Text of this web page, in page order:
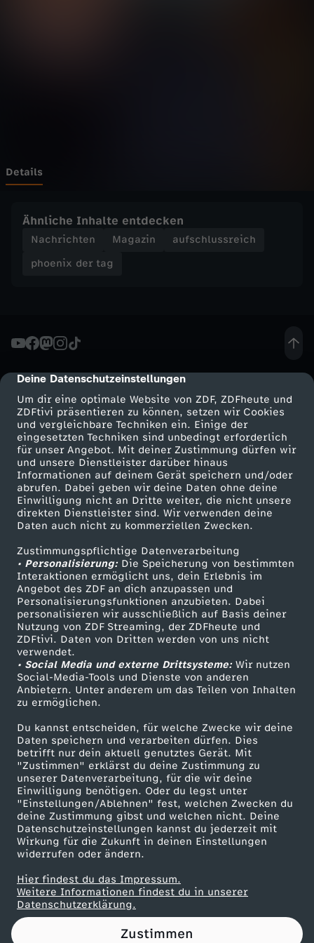
cmp-dialog-description
Deine Datenschutzeinstellungen
Um dir eine optimale Website von ZDF, ZDFheute und
ZDFtivi präsentieren zu können, setzen wir Cookies
und vergleichbare Techniken ein. Einige der
eingesetzten Techniken sind unbedingt erforderlich
für unser Angebot. Mit deiner Zustimmung dürfen wir
und unsere Dienstleister darüber hinaus
Informationen auf deinem Gerät speichern und/oder
abrufen. Dabei geben wir deine Daten ohne deine
Einwilligung nicht an Dritte weiter, die nicht unsere
direkten Dienstleister sind. Wir verwenden deine
Daten auch nicht zu kommerziellen Zwecken.
Zustimmungspflichtige Datenverarbeitung
• Personalisierung:Die Speicherung von bestimmten
Interaktionen ermöglicht uns, dein Erlebnis im
Angebot des ZDF an dich anzupassen und
Personalisierungsfunktionen anzubieten. Dabei
personalisieren wir ausschließlich auf Basis deiner
Nutzung von ZDF Streaming, der ZDFheute und
ZDFtivi. Daten von Dritten werden von uns nicht
verwendet.
• Social Media und externe Drittsysteme:Wir nutzen
Social-Media-Tools und Dienste von anderen
Anbietern. Unter anderem um das Teilen von Inhalten
zu ermöglichen.
Du kannst entscheiden, für welche Zwecke wir deine
Daten speichern und verarbeiten dürfen. Dies
betrifft nur dein aktuell genutztes Gerät. Mit
"Zustimmen" erklärst du deine Zustimmung zu
unserer Datenverarbeitung, für die wir deine
Einwilligung benötigen. Oder du legst unter
"Einstellungen/Ablehnen" fest, welchen Zwecken du
deine Zustimmung gibst und welchen nicht. Deine
Datenschutzeinstellungen kannst du jederzeit mit
Wirkung für die Zukunft in deinen Einstellungen
widerrufen oder ändern.
Hier findest du das Impressum.
Weitere Informationen findest du in unserer
Datenschutzerklärung.
Zustimmen
g
F
e
d
e
n
s
v
e
r
h
a
n
d
l
u
n
g
e
n
Details
Ähnliche Inhalte entdecken
Nachrichten Magazin
aufschlussreich
phoenix der tag
Mehr ZDF
ZDF-Apps
Smart TV
ZDFtext
Livestreams
Sendungen A-Z
TV-Programm
Service
ZDFmitreden
Kontakt zum ZDF
Tickets
Zuschauerservice
Hilfe
ZDF Unternehmen
Karriere
ZDF goes Schule
Werbefernsehen
Mainzelmännchen
Partner